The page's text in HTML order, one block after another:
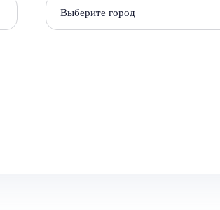
Выберите город